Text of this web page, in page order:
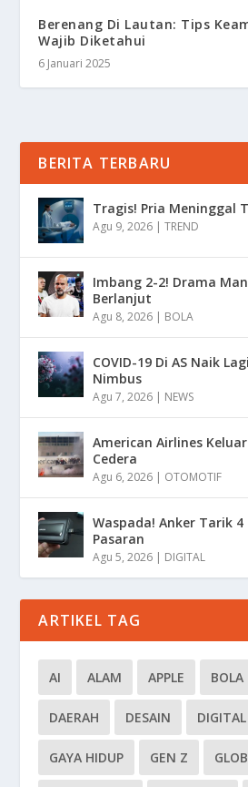
Berenang Di Lautan: Tips
Wajib Diketahui
6 Januari 2025
BERITA TERBARU
Tragis! Pria Meninggal
Agu 9, 2026 |TREND
Imbang 2-2! Drama
Berlanjut
Agu 8, 2026 | BOLA
COVID-19 Di AS Naik
Nimbus
Agu 7, 2026 | NEWS
American Airlines
Cedera
Agu 6, 2026 | OTOMOTIF
Waspada! Anker Tarik 4
Pasaran
Agu 5, 2026 | DIGITAL
ARTIKEL TAG
AI ALAM APPLE BOLA
DAERAH DESAIN DIGITAL
GAYA HIDUP GEN Z